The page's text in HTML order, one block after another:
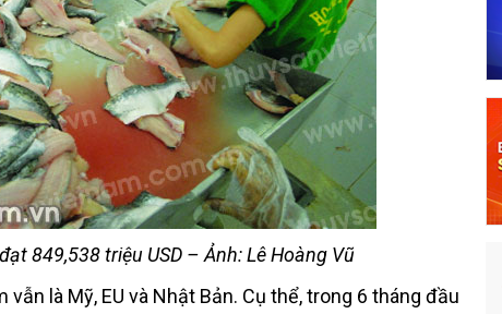
849,538 triệu USD – Ảnh: Lê Hoàng Vũ
là Mỹ, EU và Nhật Bản. Cụ thể, trong 6 tháng đầu